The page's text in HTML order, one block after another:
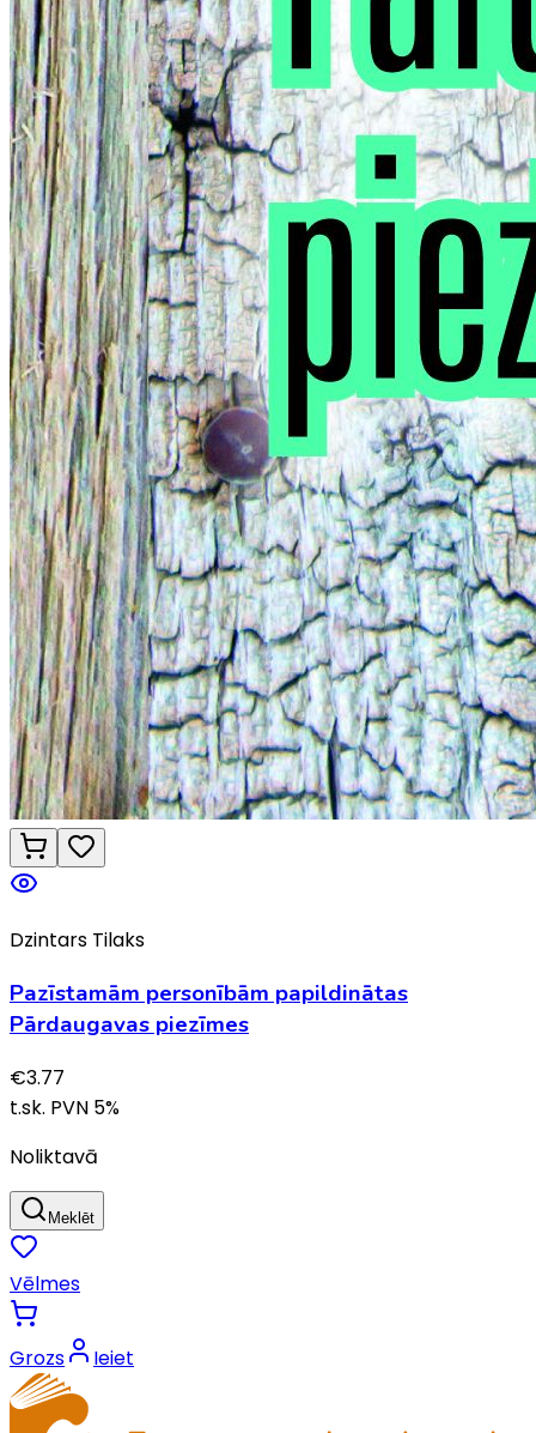
Dzintars Tilaks
Pazīstamām personībām papildinātas
Pārdaugavas piezīmes
€3.77
t.sk. PVN 5%
Noliktavā
Meklēt
Vēlmes
Grozs Ieiet